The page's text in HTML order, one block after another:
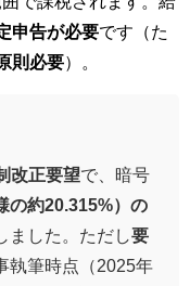
申告が必要です（た
則必要）。
改正要望で、暗号
の約20.315%）の
ました。ただし要
執筆時点（2025年